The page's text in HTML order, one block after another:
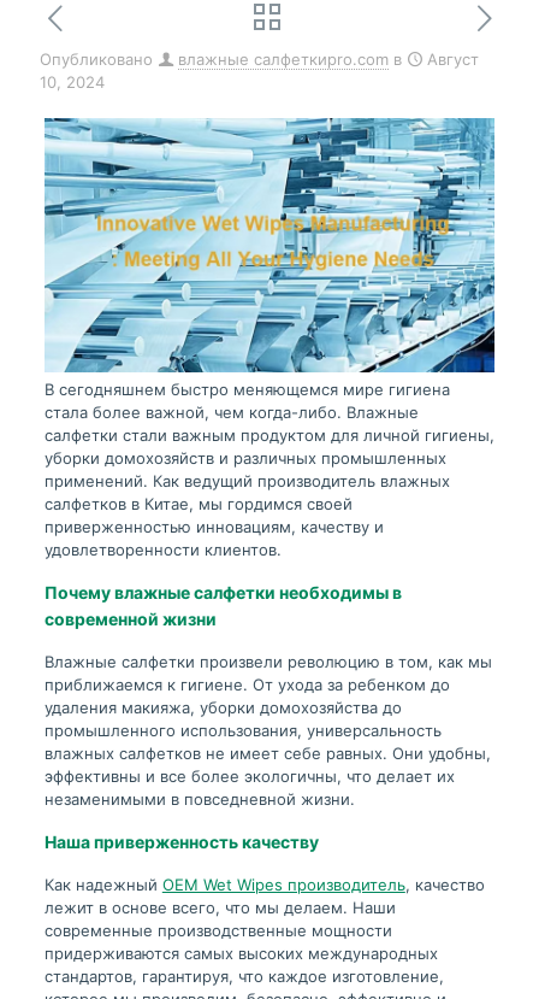
Опубликовано влажные салфеткиpro.com в
Август
10, 2024
В сегодняшнем быстро меняющемся мире гигиена
стала более важной, чем когда-либо. Влажные
салфетки стали важным продуктом для личной гигиены,
уборки домохозяйств и различных промышленных
применений. Как ведущий производитель влажных
салфетков в Китае, мы гордимся своей
приверженностью инновациям, качеству и
удовлетворенности клиентов.
Почему влажные салфетки необходимы в
современной жизни
Влажные салфетки произвели революцию в том, как мы
приближаемся к гигиене. От ухода за ребенком до
удаления макияжа, уборки домохозяйства до
промышленного использования, универсальность
влажных салфетков не имеет себе равных. Они удобны,
эффективны и все более экологичны, что делает их
незаменимыми в повседневной жизни.
Наша приверженность качеству
Как надежный OEM Wet Wipes производитель, качество
лежит в основе всего, что мы делаем. Наши
современные производственные мощности
придерживаются самых высоких международных
стандартов, гарантируя, что каждое изготовление,